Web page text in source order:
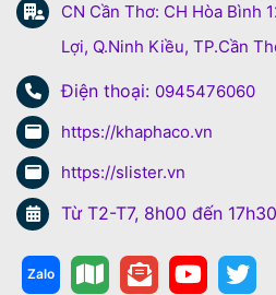
CN Cần Thơ: CH Hòa Bình
Lợi, Q.Ninh Kiều, TP.Cần
Điện thoại: 0945476060
https://khaphaco.vn
https://slister.vn
Từ T2-T7, 8h00 đến 17h30